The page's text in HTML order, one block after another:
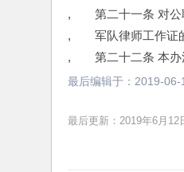
,　　第二十一条 对
,　　军队律师工作证
,　　第二十二条 本
最后编辑于： 2019-06-
最后更新：2019年6月12